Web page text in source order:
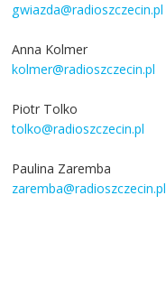
gwiazda@radioszczecin.pl
Anna Kolmer
kolmer@radioszczecin.pl
Piotr Tolko
tolko@radioszczecin.pl
Paulina Zaremba
zaremba@radioszczecin.pl